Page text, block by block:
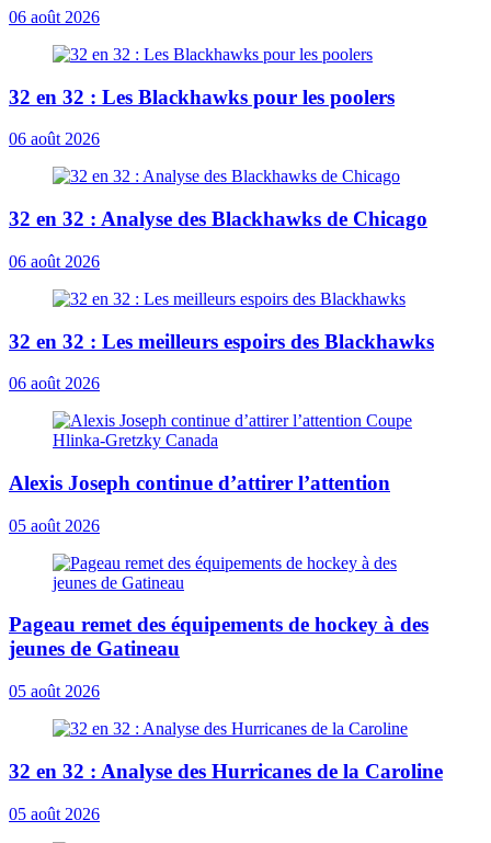
06 août 2026
32 en 32 : Les Blackhawks pour les poolers
06 août 2026
32 en 32 : Analyse des Blackhawks de Chicago
06 août 2026
32 en 32 : Les meilleurs espoirs des Blackhawks
06 août 2026
Alexis Joseph continue d’attirer l’attention
05 août 2026
Pageau remet des équipements de hockey à des
jeunes de Gatineau
05 août 2026
32 en 32 : Analyse des Hurricanes de la Caroline
05 août 2026